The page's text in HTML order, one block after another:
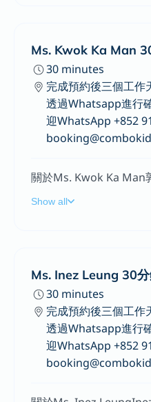
Ms. Kwok Ka Man
30 minutes
完成預約後三個工作
透過Whatsapp進行
迎WhatsApp +852
Show all
Ms. Inez Leung 30
30 minutes
完成預約後三個工作
透過Whatsapp進行
迎WhatsApp +852